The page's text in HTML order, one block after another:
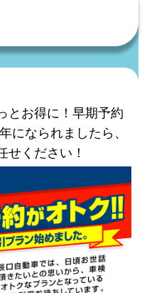
とお得に！早期予約
になられましたら、
せください！